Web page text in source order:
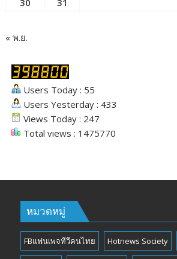
30
31
« พ.ย.
Users Today : 55
Users Yesterday : 433
Views Today : 247
Total views : 1475770
หมวดหมู่
FBแฟนเพจทีวีคนไทย Hotnews Society